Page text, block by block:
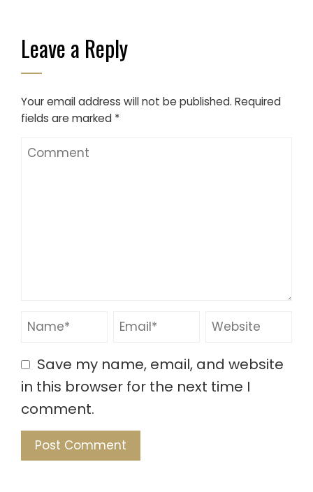
Leave a Reply
Your email address will not be published. Required
fields are marked *
Save my name, email, and website
in this browser for the next time I
comment.